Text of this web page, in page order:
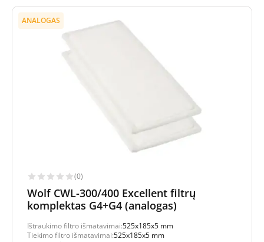
ANALOGAS
(0)
Wolf CWL-300/400 Excellent filtrų
komplektas G4+G4 (analogas)
Ištraukimo filtro išmatavimai:525x185x5 mm
Tiekimo filtro išmatavimai:525x185x5 mm